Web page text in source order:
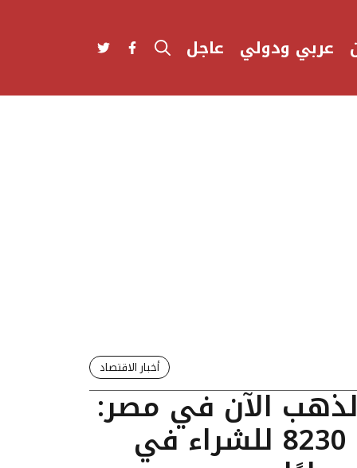
عربي ودولي عاجل
أخبار الاقتصاد
الآن في مصر:
عيار 24 يسجل 8230 للشراء في